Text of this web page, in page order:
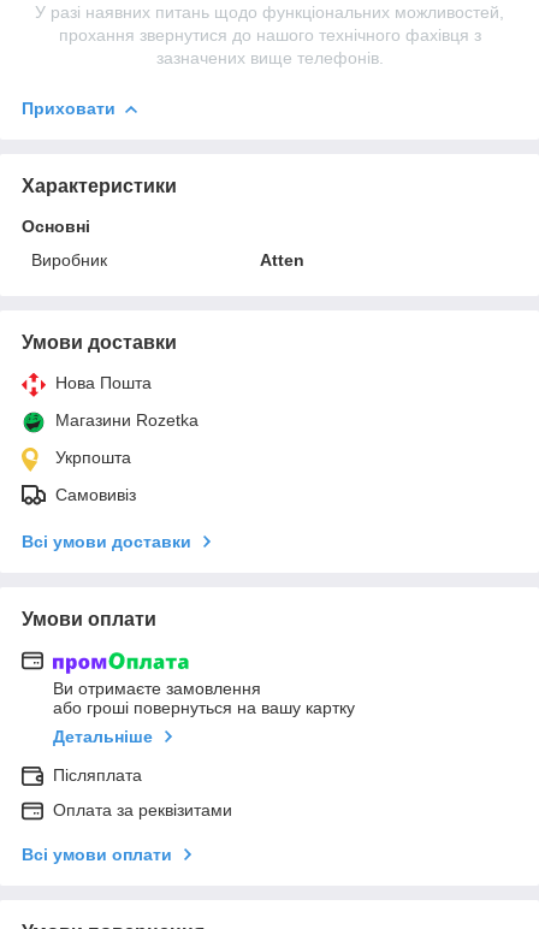
У разі наявних питань щодо функціональних можливостей,
прохання звернутися до нашого технічного фахівця з
зазначених вище телефонів.
Приховати
Характеристики
Основні
Виробник
Atten
Умови доставки
Нова Пошта
Магазини Rozetka
Укрпошта
Самовивіз
Всі умови доставки
Умови оплати
Ви отримаєте замовлення
або гроші повернуться на вашу картку
Детальніше
Післяплата
Оплата за реквізитами
Всі умови оплати